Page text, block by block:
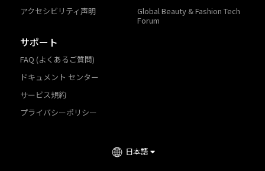
アクセシビリティ声明
Global Beauty & Fashion Tech
Forum
サポート
FAQ (よくあるご質問)
ドキュメント センター
サービス規約
プライバシーポリシー
日本語